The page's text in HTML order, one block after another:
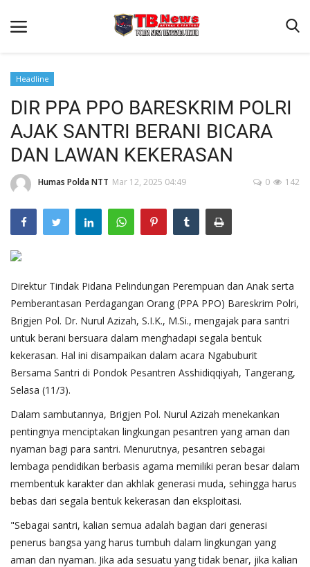
Beranda
Binkam
Terms & Conditions
Reskrim
Lantas
Polisi Kita
Mitra Polisi
Giat Ops
Link Polda NTT
Headline
DIR PPA PPO BARESKRIM POLRI
AJAK SANTRI BERANI BICARA
DAN LAWAN KEKERASAN
Humas Polda NTT Mar 12, 2025 04:49 142
0
Direktur Tindak Pidana Pelindungan Perempuan dan Anak serta
Pemberantasan Perdagangan Orang (PPA PPO) Bareskrim Polri,
Brigjen Pol. Dr. Nurul Azizah, S.I.K., M.Si., mengajak para santri
untuk berani bersuara dalam menghadapi segala bentuk
kekerasan. Hal ini disampaikan dalam acara Ngabuburit
Bersama Santri di Pondok Pesantren Asshidiqqiyah, Tangerang,
Selasa (11/3).
Dalam sambutannya, Brigjen Pol. Nurul Azizah menekankan
pentingnya menciptakan lingkungan pesantren yang aman dan
nyaman bagi para santri. Menurutnya, pesantren sebagai
lembaga pendidikan berbasis agama memiliki peran besar dalam
membentuk karakter dan akhlak generasi muda, sehingga harus
bebas dari segala bentuk kekerasan dan eksploitasi.
"Sebagai santri, kalian semua adalah bagian dari generasi
penerus bangsa yang harus tumbuh dalam lingkungan yang
aman dan nyaman. Jika ada sesuatu yang tidak benar, jika kalian